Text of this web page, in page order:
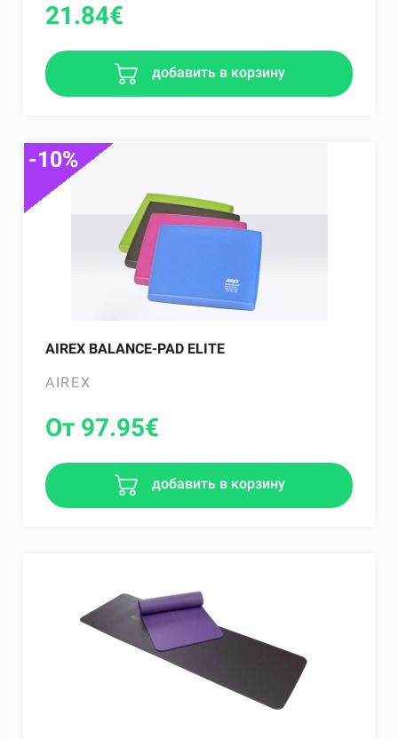
21.84€
добавить в корзину
AIREX BALANCE-PAD ELITE
AIREX
-10%
От 97.95€
добавить в корзину